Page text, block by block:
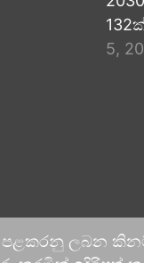
5,
පළකරනු